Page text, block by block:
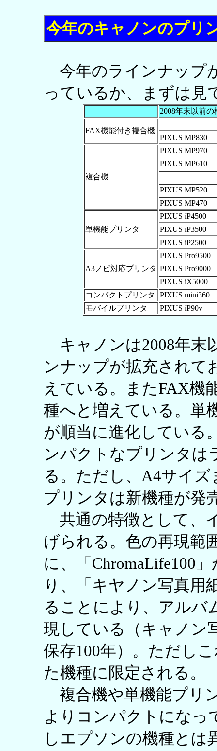
今年のキャノンのプリ
今年のラインナップ
っているか、まずは見
2008年末以前の
FAX機能付き複合機
PIXUS MP830
複合機
PIXUS MP970
PIXUS MP610
PIXUS MP520
PIXUS MP470
単機能プリンタ
PIXUS iP4500
PIXUS iP3500
PIXUS iP2500
A3ノビ対応プリンタ
PIXUS Pro9500
PIXUS Pro9000
PIXUS iX5000
コンパクトプリンタ
PIXUS mini360
モバイルプリンタ
PIXUS iP90v
キャノンは2008年末
ンナップが拡充されて
えている。またFAX機
種へと増えている。単
が順当に進化している
ンパクトなプリンタは
る。ただし、A4サイ
プリンタは新機種が発
共通の特徴として、
げられる。色の再現範
に、「ChromaLife100
り、「キヤノン写真用
ることにより、アルバ
現している（キャノン
保存100年）。ただし
た機種に限定される。
複合機や単機能プリ
よりコンパクトになっ
しエプソンの機種とは